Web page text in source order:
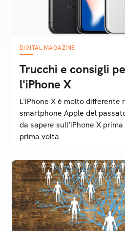
DIGITAL MAGAZINE
Trucchi e consigli
l'iPhone X
L'iPhone X è molto differente
smartphone Apple del
da sapere sull'iPhone X
prima volta